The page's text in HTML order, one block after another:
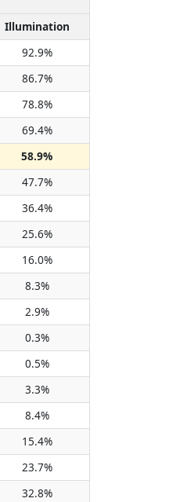
Illumination
92.9%
86.7%
78.8%
69.4%
58.9%
47.7%
36.4%
25.6%
16.0%
8.3%
2.9%
0.3%
0.5%
3.3%
8.4%
15.4%
23.7%
32.8%